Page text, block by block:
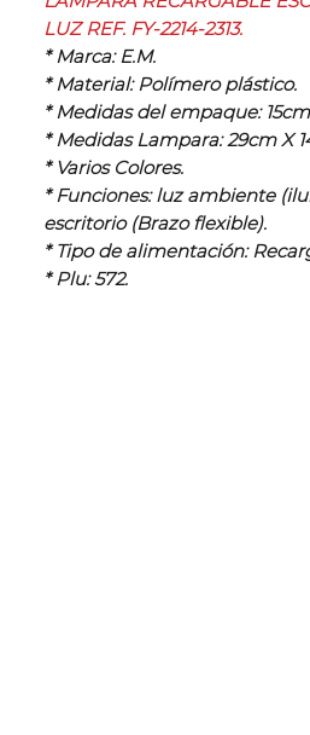
LUZ REF. FY-2214-2313.
* Marca: E.M.
* Material: Polímero plástico.
* Medidas del empaque:
* Medidas Lampara: 29cm X
* Varios Colores.
* Funciones: luz ambiente
escritorio (Brazo flexible).
* Tipo de alimentación:
* Plu: 572.